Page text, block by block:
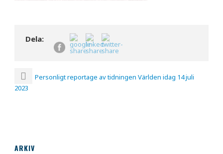
Dela:
Personligt reportage av tidningen Världen idag 14 juli
2023
ARKIV